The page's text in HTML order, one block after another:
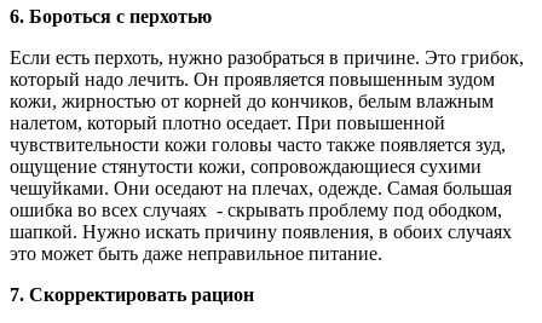
6. Бороться с перхотью
Если есть перхоть, нужно разобраться в причине. Это грибок,
который надо лечить. Он проявляется повышенным зудом
кожи, жирностью от корней до кончиков, белым влажным
налетом, который плотно оседает. При повышенной
чувствительности кожи головы часто также появляется зуд,
ощущение стянутости кожи, сопровождающиеся сухими
чешуйками. Они оседают на плечах, одежде. Самая большая
ошибка во всех случаях - скрывать проблему под ободком,
шапкой. Нужно искать причину появления, в обоих случаях
это может быть даже неправильное питание.
7. Скорректировать рацион